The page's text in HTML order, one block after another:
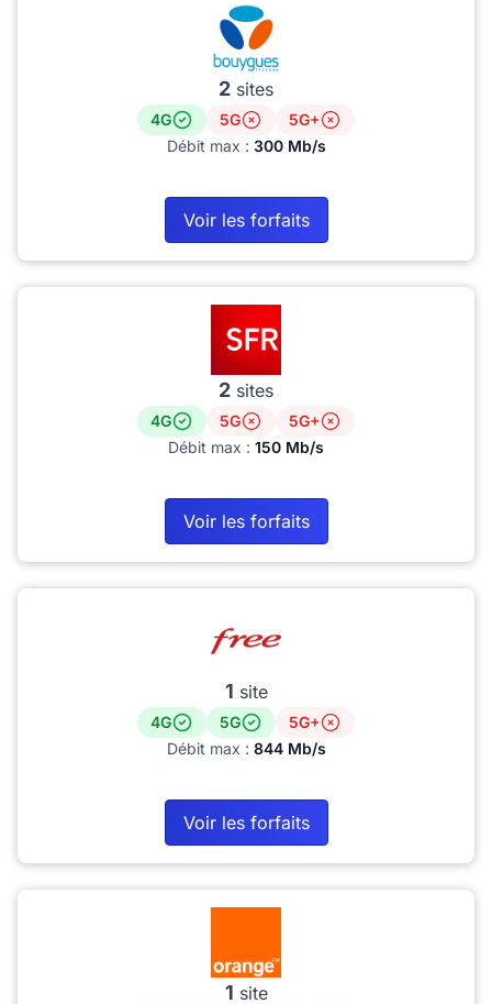
2 sites
4G 5G
5G+
Débit max : 300 Mb/s
Voir les forfaits
2 sites
4G 5G
5G+
Débit max : 150 Mb/s
Voir les forfaits
1 site
4G 5G
5G+
Débit max : 844 Mb/s
Voir les forfaits
1 site